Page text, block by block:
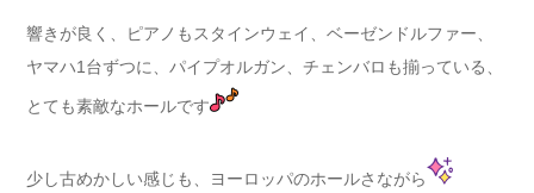
響きが良く、ピアノもスタインウェイ、ベーゼンドルファー、
ヤマハ1台ずつに、パイプオルガン、チェンバロも揃っている、
とても素敵なホールです
少し古めかしい感じも、ヨーロッパのホールさながら